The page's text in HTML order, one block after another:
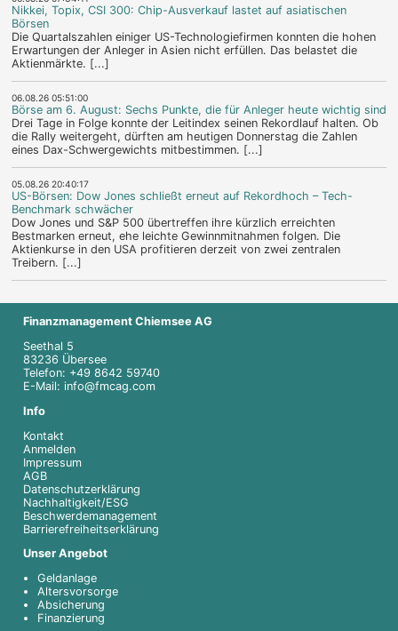
Nikkei, Topix, CSI 300: Chip-Ausverkauf lastet auf asiatischen
Börsen
Die Quartalszahlen einiger US-Technologiefirmen konnten die hohen
Erwartungen der Anleger in Asien nicht erfüllen. Das belastet die
Aktienmärkte. [...]
06.08.26 05:51:00
Börse am 6. August: Sechs Punkte, die für Anleger heute wichtig sind
Drei Tage in Folge konnte der Leitindex seinen Rekordlauf halten. Ob
die Rally weitergeht, dürften am heutigen Donnerstag die Zahlen
eines Dax-Schwergewichts mitbestimmen. [...]
05.08.26 20:40:17
US-Börsen: Dow Jones schließt erneut auf Rekordhoch – Tech-
Benchmark schwächer
Dow Jones und S&P 500 übertreffen ihre kürzlich erreichten
Bestmarken erneut, ehe leichte Gewinnmitnahmen folgen. Die
Aktienkurse in den USA profitieren derzeit von zwei zentralen
Treibern. [...]
Finanzmanagement Chiemsee AG
Seethal 5
83236 Übersee
Telefon: +49 8642 59740
E-Mail: info@fmcag.com
Info
Kontakt
Anmelden
Impressum
AGB
Datenschutzerklärung
Nachhaltigkeit/ESG
Beschwerdemanagement
Barrierefreiheitserklärung
Unser Angebot
Geldanlage
Altersvorsorge
Absicherung
Finanzierung